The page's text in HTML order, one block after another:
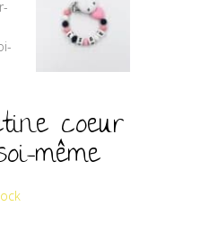
coeur
même